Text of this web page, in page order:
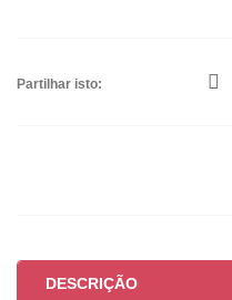
Partilhar isto:
DESCRIÇÃO